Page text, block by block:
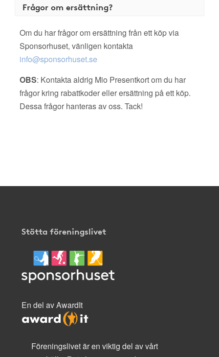
Frågor om ersättning?
Om du har frågor om ersättning från ett köp via
Sponsorhuset, vänligen kontakta
info@sponsorhuset.se
OBS: Kontakta aldrig Mio Presentkort om du har
frågor kring rabattkoder eller ersättning på ett köp.
Dessa frågor hanteras av oss. Tack!
Stötta föreningslivet
En del av AwardIt
Föreningslivet är en viktig del av vårt